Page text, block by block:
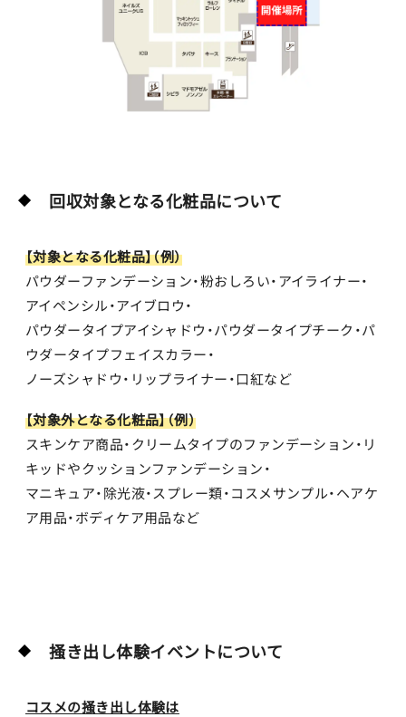
回収対象となる化粧品について
【対象となる化粧品】（例）
パウダーファンデーション・粉おしろい・アイライナー・
アイペンシル・アイブロウ・
パウダータイプアイシャドウ・パウダータイプチーク・パ
ウダータイプフェイスカラー・
ノーズシャドウ・リップライナー・口紅など
【対象外となる化粧品】（例）
スキンケア商品・クリームタイプのファンデーション・リ
キッドやクッションファンデーション・
マニキュア・除光液・スプレー類・コスメサンプル・ヘアケ
ア用品・ボディケア用品など
掻き出し体験イベントについて
コスメの掻き出し体験は